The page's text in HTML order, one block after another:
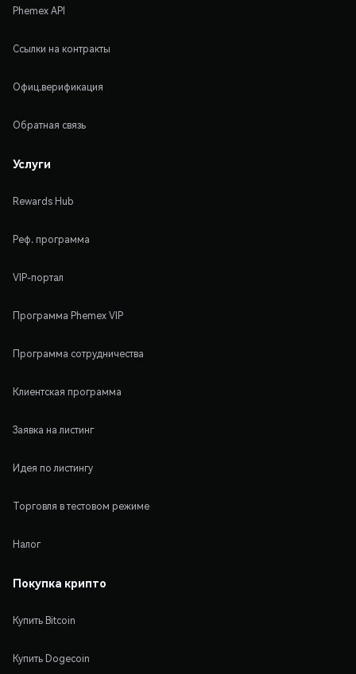
Phemex API
Ссылки на контракты
Офиц.верификация
Обратная связь
Услуги
Rewards Hub
Реф. программа
VIP-портал
Программа Phemex VIP
Программа сотрудничества
Клиентская программа
Заявка на листинг
Идея по листингу
Торговля в тестовом режиме
Налог
Покупка крипто
Купить Bitcoin
Купить Dogecoin